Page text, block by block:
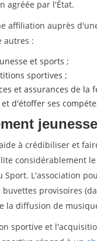
agréée par l'État.
affiliation auprès
autres :
et sports ;
sportives ;
et assurances de la
d'étoffer ses
à crédibiliser et
considérablement
Sport. L'association
provisoires
la diffusion de
sportive et